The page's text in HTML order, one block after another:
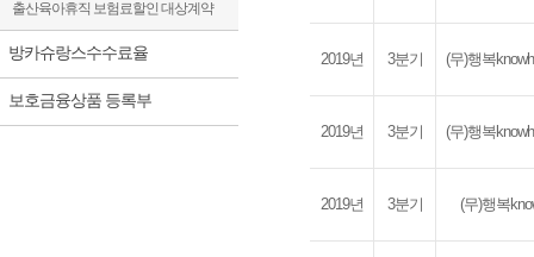
출산육아휴직 보험료할인 대상계약
방카슈랑스수수료율
보호금융상품 등록부
2019년 3분기 (무)행복
2019년 3분기 (무)행복
2019년 3분기 (무)행복